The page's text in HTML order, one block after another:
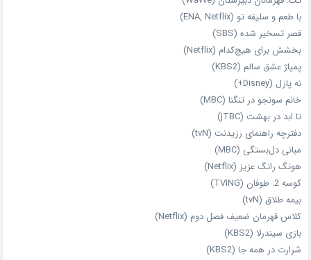
با طعم و سلیقه تو (ENA, Netflix)
قصر تسخیر شده (SBS)
بخشش برای هیچ‌کدام (Netflix)
پمپاژ عشق سالم (KBS2)
نه پازل (Disney+)
خانم سونجو در تنگنا (MBC)
تا ابد در بهشت (jTBC)
دفترچه راهنمای رزیدنت (tvN)
مبانی دل‌بستگی (MBC)
هونگ رانگ عزیز (Netflix)
کوسه 2: طوفان (TVING)
بیمه طلاق (tvN)
کلاس قهرمان ضعیف فصل دوم (Netflix)
بازی سیندرلا (KBS2)
شرارت در همه‌ جا (KBS2)